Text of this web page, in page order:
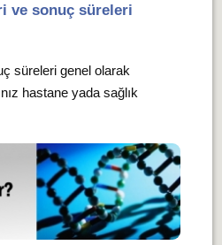
ve sonuç süreleri
süreleri genel olarak
hastane yada sağlık